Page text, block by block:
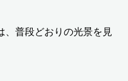
、普段どおりの光景を見